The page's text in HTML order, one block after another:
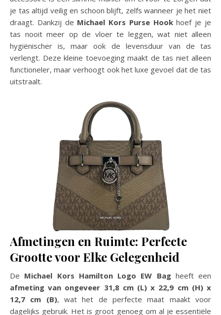
je tas altijd veilig en schoon blijft, zelfs wanneer je het niet
draagt. Dankzij de Michael Kors Purse Hookhoef je je
tas nooit meer op de vloer te leggen, wat niet alleen
hygiënischer is, maar ook de levensduur van de tas
verlengt. Deze kleine toevoeging maakt de tas niet alleen
functioneler, maar verhoogt ook het luxe gevoel dat de tas
uitstraalt.
Afmetingen en Ruimte: Perfecte
Grootte voor Elke Gelegenheid
De Michael Kors Hamilton Logo EW Bagheeft een
afmeting van ongeveer 31,8 cm (L) x 22,9 cm (H) x
12,7 cm (B), wat het de perfecte maat maakt voor
dagelijks gebruik. Het is groot genoeg om al je essentiële